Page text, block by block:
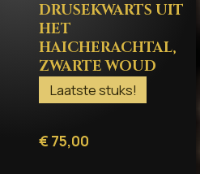
DRUSEKWARTS UIT
HET
HAICHERACHTAL,
ZWARTE WOUD
Laatste stuks!
€ 75,00